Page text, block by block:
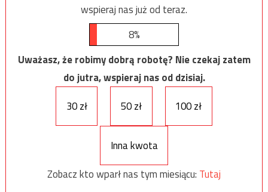
wspieraj nas już od teraz.
8%
Uważasz, że robimy dobrą robotę? Nie czekaj zatem
do jutra, wspieraj nas od dzisiaj.
30 zł
50 zł 100 zł
Inna kwota
Zobacz kto wparł nas tym miesiącu: Tutaj